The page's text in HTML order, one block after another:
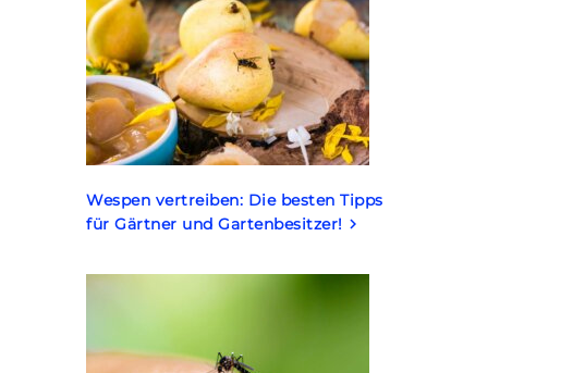
Wespen vertreiben: Die besten Tipps
für Gärtner und Gartenbesitzer! keyboard_arrow_right